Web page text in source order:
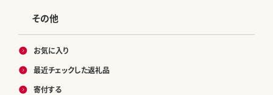
その他
お気に入り
最近チェックした返礼品
寄付する